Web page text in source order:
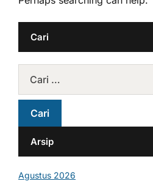
Cari
Arsip
Agustus 2026